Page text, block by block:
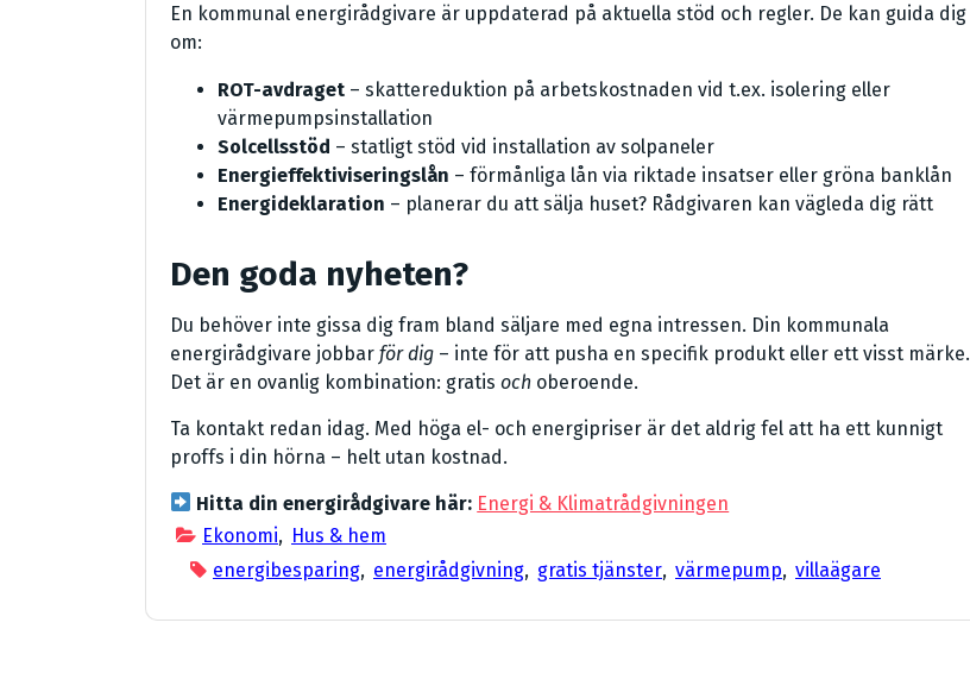
En kommunal energirådgivare är uppdaterad på aktuella stöd och regler. De kan guida dig
om:
ROT-avdraget – skattereduktion på arbetskostnaden vid t.ex. isolering eller
värmepumpsinstallation
Solcellsstöd – statligt stöd vid installation av solpaneler
Energieffektiviseringslån – förmånliga lån via riktade insatser eller gröna banklån
Energideklaration – planerar du att sälja huset? Rådgivaren kan vägleda dig rätt
Den goda nyheten?
Du behöver inte gissa dig fram bland säljare med egna intressen. Din kommunala
energirådgivare jobbar för dig – inte för att pusha en specifik produkt eller ett visst märke.
Det är en ovanlig kombination: gratis och oberoende.
Ta kontakt redan idag. Med höga el- och energipriser är det aldrig fel att ha ett kunnigt
proffs i din hörna – helt utan kostnad.
Hitta din energirådgivare här: Energi & Klimatrådgivningen
Ekonomi, Hus & hem
energibesparing, energirådgivning, gratis tjänster, värmepump, villaägare